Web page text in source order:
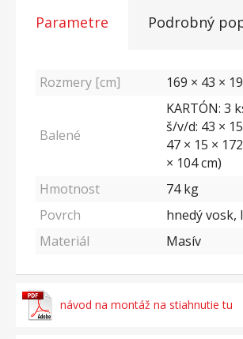
Parametre Podrobný
Rozmery [cm] 169 × 43 ×
Balené
KARTÓN: 3
š/v/d: 43 ×
47 × 15 ×
× 104 cm)
Hmotnost
74kg
Povrch
hnedý vosk,
Materiál
Masív
návod na montáž na stiahnutie tu